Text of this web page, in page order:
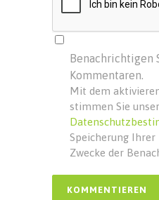
Benachrichtigen
Kommentaren.
Mit dem
stimmen Sie
Speicherung Ihrer
Zwecke der